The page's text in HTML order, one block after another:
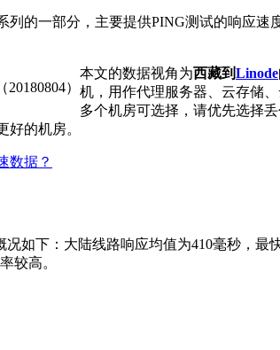
列的一部分，主要提供PING测试的响应
本文的数据视角为西藏到Linode
机，用作代理服务器、云存储
多个机房可选择，请优先选择
好的机房。
数据？
如下：大陆线路响应均值为410毫秒，
较高。